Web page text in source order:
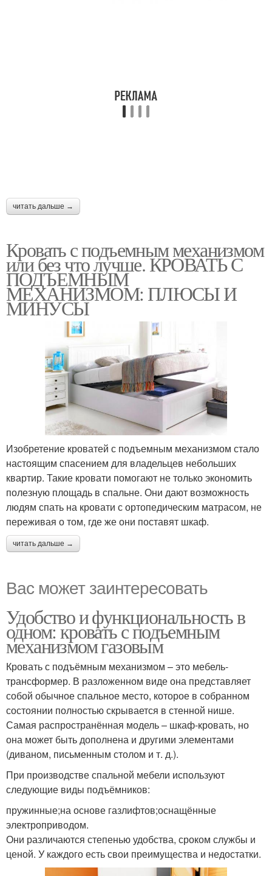
читать дальше →
Кровать с подъемным механизмом
или без что лучше. КРОВАТЬ С
ПОДЪЕМНЫМ
МЕХАНИЗМОМ: ПЛЮСЫ И
МИНУСЫ
Изобретение кроватей с подъемным механизмом стало
настоящим спасением для владельцев небольших
квартир. Такие кровати помогают не только экономить
полезную площадь в спальне. Они дают возможность
людям спать на кровати с ортопедическим матрасом, не
переживая о том, где же они поставят шкаф.
читать дальше →
Вас может заинтересовать
Удобство и функциональность в
одном: кровать с подъемным
механизмом газовым
Кровать с подъёмным механизмом – это мебель-
трансформер. В разложенном виде она представляет
собой обычное спальное место, которое в собранном
состоянии полностью скрывается в стенной нише.
Самая распространённая модель – шкаф-кровать, но
она может быть дополнена и другими элементами
(диваном, письменным столом и т. д.).
При производстве спальной мебели используют
следующие виды подъёмников:
пружинные;на основе газлифтов;оснащённые
электроприводом.
Они различаются степенью удобства, сроком службы и
ценой. У каждого есть свои преимущества и недостатки.